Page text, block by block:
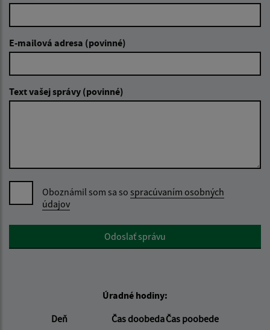
E-mailová adresa (povinné)
Text vašej správy (povinné)
Oboznámil som sa so spracúvaním osobných
údajov
Google reCaptcha ResponseOdoslať správu
Úradné hodiny:
Deň
Čas doobedaČas poobede